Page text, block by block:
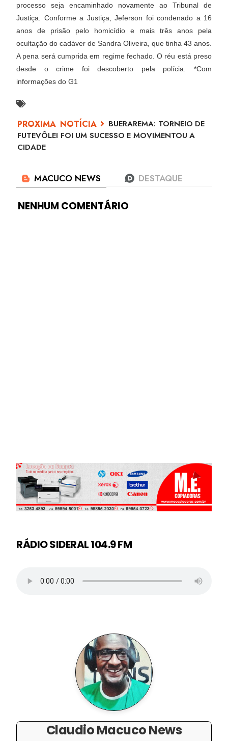
processo seja encaminhado novamente ao Tribunal de
Justiça. Conforme a Justiça, Jeferson foi condenado a 16
anos de prisão pelo homicídio e mais três anos pela
ocultação do cadáver de Sandra Oliveira, que tinha 43 anos.
A pena será cumprida em regime fechado. O réu está preso
desde o crime foi descoberto pela polícia. *Com
informações do G1
BUERAREMA: TORNEIO DE
FUTEVÔLEI FOI UM SUCESSO E MOVIMENTOU A
CIDADE
NENHUM COMENTÁRIO
RÁDIO SIDERAL 104.9 FM
Claudio Macuco News